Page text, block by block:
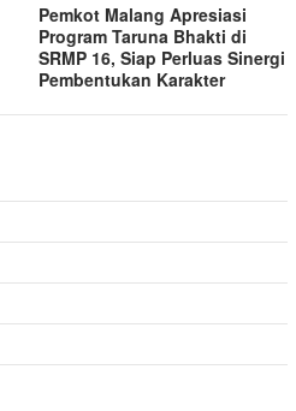
Pemkot Malang Apresiasi
Program Taruna Bhakti di
SRMP 16, Siap Perluas Sinergi
Pembentukan Karakter